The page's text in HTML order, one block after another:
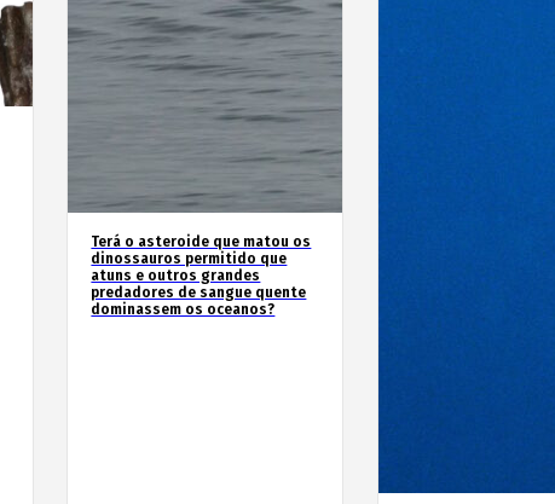
Terá o asteroide que matou os
dinossauros permitido que
atuns e outros grandes
predadores de sangue quente
dominassem os oceanos?